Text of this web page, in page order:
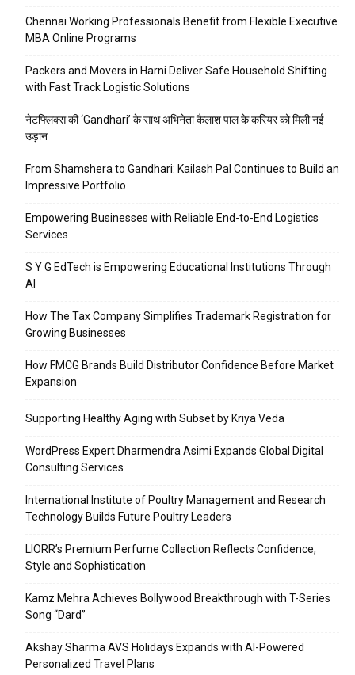
Chennai Working Professionals Benefit from Flexible Executive
MBA Online Programs
Packers and Movers in Harni Deliver Safe Household Shifting
with Fast Track Logistic Solutions
नेटफ्लिक्स की ‘Gandhari’ के साथ अभिनेता कैलाश पाल के करियर को मिली नई
उड़ान
From Shamshera to Gandhari: Kailash Pal Continues to Build an
Impressive Portfolio
Empowering Businesses with Reliable End-to-End Logistics
Services
S Y G EdTech is Empowering Educational Institutions Through
AI
How The Tax Company Simplifies Trademark Registration for
Growing Businesses
How FMCG Brands Build Distributor Confidence Before Market
Expansion
Supporting Healthy Aging with Subset by Kriya Veda
WordPress Expert Dharmendra Asimi Expands Global Digital
Consulting Services
International Institute of Poultry Management and Research
Technology Builds Future Poultry Leaders
LIORR’s Premium Perfume Collection Reflects Confidence,
Style and Sophistication
Kamz Mehra Achieves Bollywood Breakthrough with T-Series
Song “Dard”
Akshay Sharma AVS Holidays Expands with AI-Powered
Personalized Travel Plans